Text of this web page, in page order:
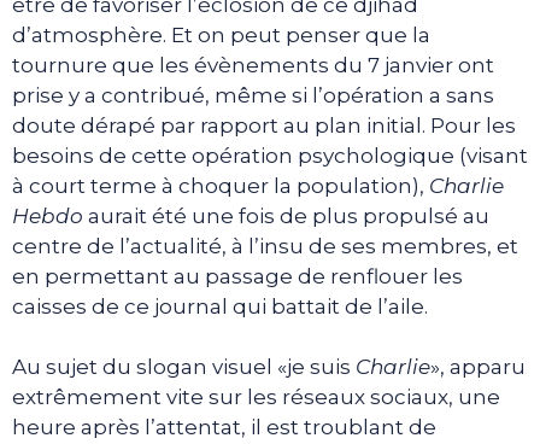
d’atmosphère. Et on peut penser que la
tournure que les évènements du 7 janvier ont
prise y a contribué, même si l’opération a sans
doute dérapé par rapport au plan initial. Pour les
besoins de cette opération psychologique (visant
à court terme à choquer la population), Charlie
Hebdo aurait été une fois de plus propulsé au
centre de l’actualité, à l’insu de ses membres, et
en permettant au passage de renflouer les
caisses de ce journal qui battait de l’aile.
Au sujet du slogan visuel «je suis Charlie», apparu
extrêmement vite sur les réseaux sociaux, une
heure après l’attentat, il est troublant de